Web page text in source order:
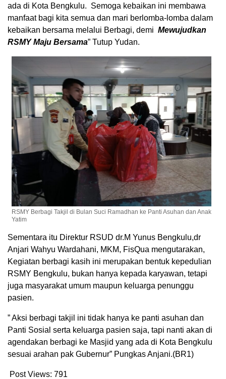
ada di Kota Bengkulu. Semoga kebaikan ini membawa
manfaat bagi kita semua dan mari berlomba-lomba dalam
kebaikan bersama melalui Berbagi, demi Mewujudkan
RSMY Maju Bersama” Tutup Yudan.
RSMY Berbagi Takjil di Bulan Suci Ramadhan ke Panti Asuhan dan Anak
Yatim
Sementara itu Direktur RSUD dr.M Yunus Bengkulu,dr
Anjari Wahyu Wardahani, MKM, FisQua mengutarakan,
Kegiatan berbagi kasih ini merupakan bentuk kepedulian
RSMY Bengkulu, bukan hanya kepada karyawan, tetapi
juga masyarakat umum maupun keluarga penunggu
pasien.
” Aksi berbagi takjil ini tidak hanya ke panti asuhan dan
Panti Sosial serta keluarga pasien saja, tapi nanti akan di
agendakan berbagi ke Masjid yang ada di Kota Bengkulu
sesuai arahan pak Gubernur” Pungkas Anjani.(BR1)
Post Views: 791